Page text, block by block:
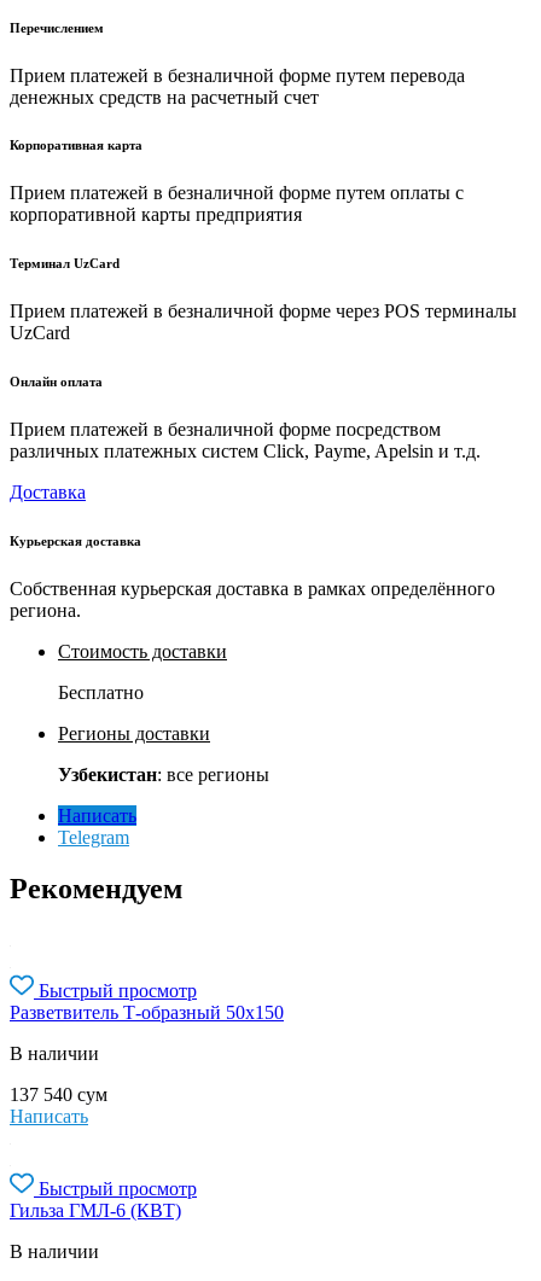
Перечислением
Прием платежей в безналичной форме путем перевода
денежных средств на расчетный счет
Корпоративная карта
Прием платежей в безналичной форме путем оплаты с
корпоративной карты предприятия
Терминал UzCard
Прием платежей в безналичной форме через POS терминалы
UzCard
Онлайн оплата
Прием платежей в безналичной форме посредством
различных платежных систем Click, Payme, Apelsin и т.д.
Доставка
Курьерская доставка
Собственная курьерская доставка в рамках определённого
региона.
Стоимость доставки
Бесплатно
Регионы доставки
Узбекистан: все регионы
Написать
Telegram
Рекомендуем
Быстрый просмотр
Разветвитель Т-образный 50х150
В наличии
137 540 сум
Написать
Быстрый просмотр
Гильза ГМЛ-6 (КВТ)
В наличии